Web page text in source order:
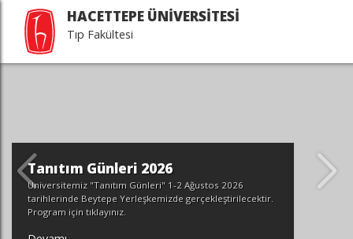
HACETTEPE ÜNİVERSİTESİ
Tıp Fakültesi
Tanıtım Günleri 2026
Üniversitemiz "Tanıtım Günleri" 1-2 Ağustos 2026
tarihlerinde Beytepe Yerleşkemizde gerçekleştirilecektir.
Program için tıklayınız.